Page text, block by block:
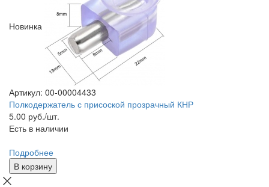
Новинка
Артикул: 00-00004433
Полкодержатель с присоской прозрачный КНР
5.00 руб./шт.
Есть в наличии
Подробнее
В корзину